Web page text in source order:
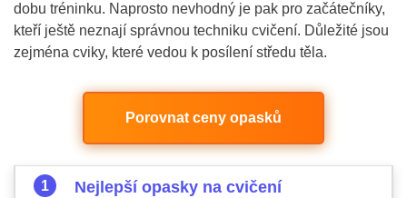
dobu tréninku. Naprosto nevhodný je pak pro začátečníky,
kteří ještě neznají správnou techniku cvičení. Důležité jsou
zejména cviky, které vedou k posílení středu těla.
Porovnat ceny opasků
Nejlepší opasky na cvičení